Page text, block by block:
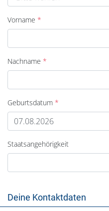
Vorname
Nachname
Geburtsdatum
Staatsangehörigkeit
Deine Kontaktdaten